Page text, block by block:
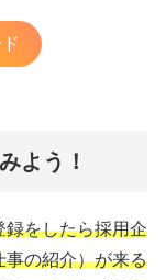
よう！
録をしたら採用企
事の紹介）が来る